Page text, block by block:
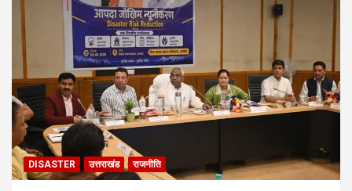
DISASTER उत्तराखंड राजनीति